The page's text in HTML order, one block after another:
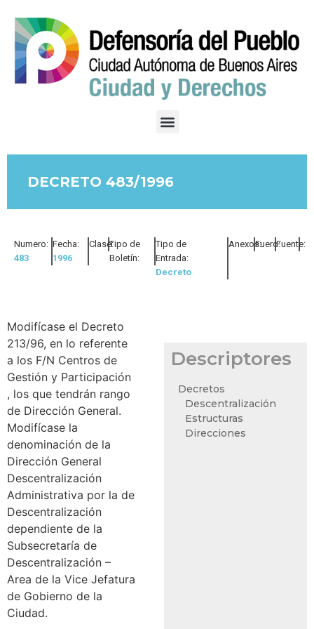
DECRETO 483/1996
Numero:
483
Fecha:
1996
Clase:Tipo de
Boletín:
Tipo de
Entrada:
Decreto
Anexos:Fuero:Fuente:
Modifícase el Decreto
213/96, en lo referente
a los F/N Centros de
Gestión y Participación
, los que tendrán rango
de Dirección General.
Modifícase la
denominación de la
Dirección General
Descentralización
Administrativa por la de
Descentralización
dependiente de la
Subsecretaría de
Descentralización –
Area de la Vice Jefatura
de Gobierno de la
Ciudad.
Descriptores
Decretos
Descentralización
Estructuras
Direcciones